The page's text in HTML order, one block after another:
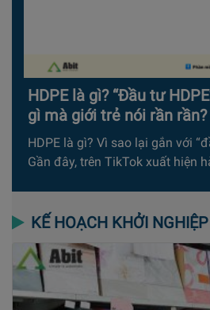
HDPE là gì? “Đầu tư
gì mà giới trẻ nói rần rần?
HDPE là gì? Vì sao lại gắn với
Gần đây, trên TikTok xuất hiện
KẾ HOẠCH KHỞI NGHIỆP